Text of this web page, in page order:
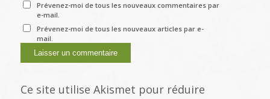
Prévenez-moi de tous les nouveaux commentaires par
e-mail.
Prévenez-moi de tous les nouveaux articles par e-
mail.
Ce site utilise Akismet pour réduire